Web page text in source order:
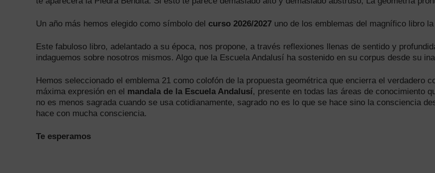
Un año más hemos elegido como símbolo del curso 2026/2027 uno de los emblemas del magnífico libro la
Este fabuloso libro, adelantado a su época, nos propone, a través reflexiones llenas de sentido y
indaguemos sobre nosotros mismos. Algo que la Escuela Andalusí ha sostenido en su corpus desde su
Hemos seleccionado el emblema 21 como colofón de la propuesta geométrica que encierra el verdadero
máxima expresión en el mandala de la Escuela Andalusí, presente en todas las áreas de conocimiento
no es menos sagrada cuando se usa cotidianamente, sagrado no es lo que se hace sino la consciencia
hace con mucha consciencia.
Te esperamos